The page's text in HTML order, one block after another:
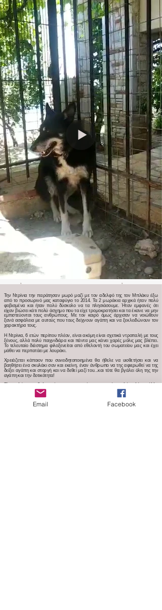
Την Ντρίνια την παράτησαν μωρό μαζί με τον αδελφό της τον Μπλάκυ έξω
από το προσωρινό μας καταφύγιο το 2014. Τα 2 μωράκια αρχικά ήταν πολύ
φοβισμένα και ήταν πολύ δύσκολο να τα πλησιάσουμε. Ήταν εμφανές ότι
είχαν βιώσει κάτι πολύ άσχημο που τα είχε τρομοκρατήσει και τα έκανε να μην
εμπιστεύονται τους ανθρώπους. Με τον καιρό όμως άρχισαν να νοιώθουν
ξανά ασφάλεια με αυτούς που τους δείχνουν αγάπη και να ξεκλειδώνουν τον
χαρακτήρα τους.
Η Ντρίνια, 6 ετών περίπου πλέον, είναι ακόμη είναι σχετικά ντροπαλή με τους
ξένους, αλλά πολύ παιχνιδιάρα και πάντα μας κάνει χαρές μόλις μας βλέπει.
To τελευταίο διάστημα φιλοξενείται από εθελοντή του σωματείου μας και έχει
μάθει να περπατάει με λουράκι.
Χρειάζεται κάποιον που συνειδητοποιημένα θα ήθελε να υιοθετήσει και να
βοηθήσει ένα σκυλάκι σαν και εκείνη, έναν άνθρωπο να της αφιερωθεί να της
δείξει αγάπη και στοργή και να δεθεί μαζί του...και τότε θα βγάλει όλη της την
αγάπη και την δοτικότητα!
Είναι πλήρως εμβολιασμένη και στειρωμένη και τα πάει πολύ καλά με άλλα
Email Facebook